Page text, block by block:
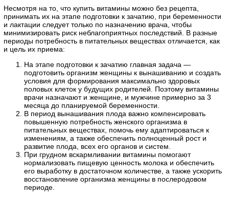
Несмотря на то, что купить витамины можно без рецепта,
принимать их на этапе подготовки к зачатию, при беременности
и лактации следует только по назначению врача, чтобы
минимизировать риск неблагоприятных последствий. В разные
периоды потребность в питательных веществах отличается, как
и цель их приема:
На этапе подготовки к зачатию главная задача —
подготовить организм женщины к вынашиванию и создать
условия для формирования максимально здоровых
половых клеток у будущих родителей. Поэтому витамины
врачи назначают и женщине, и мужчине примерно за 3
месяца до планируемой беременности.
В период вынашивания плода важно компенсировать
повышенную потребность женского организма в
питательных веществах, помочь ему адаптироваться к
изменениям, а также обеспечить полноценный рост и
развитие плода, всех его органов и систем.
При грудном вскармливании витамины помогают
нормализовать пищевую ценность молока и обеспечить
его выработку в достаточном количестве, а также ускорить
восстановление организма женщины в послеродовом
периоде.